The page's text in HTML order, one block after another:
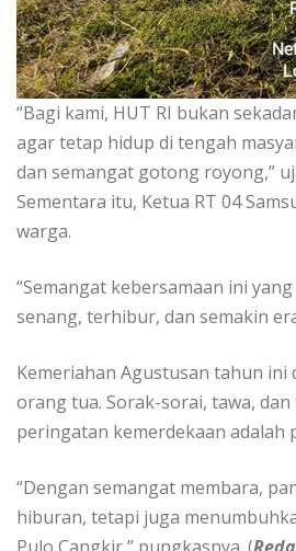
“Bagi kami, HUT RI bukan
agar tetap hidup di tengah
dan semangat gotong royong,”
Sementara itu, Ketua RT 04
warga.
“Semangat kebersamaan ini
senang, terhibur, dan semakin
Kemeriahan Agustusan tahun
orang tua. Sorak-sorai, tawa,
peringatan kemerdekaan adalah
“Dengan semangat membara,
hiburan, tetapi juga